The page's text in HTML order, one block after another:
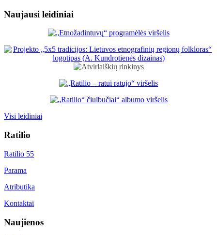
Naujausi leidiniai
Visi leidiniai
Ratilio
Ratilio 55
Parama
Atributika
Kontaktai
Naujienos